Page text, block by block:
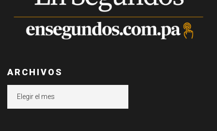
ARCHIVOS